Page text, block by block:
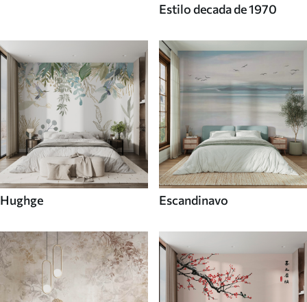
Estilo decada de 1970
Hughge Escandinavo